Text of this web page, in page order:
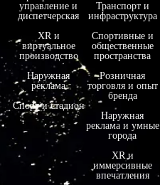
управление и
диспетчерская
XR и
виртуальное
производство
Наружная
реклама
Спорт и стадион
Транспорт и
инфраструктура
Спортивные и
общественные
пространства
Розничная
торговля и опыт
бренда
Наружная
реклама и умные
города
XR и
иммерсивные
впечатления